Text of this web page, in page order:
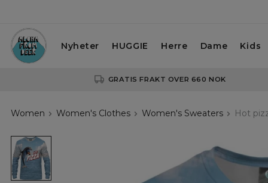
Nyheter HUGGIE Herre Dame Kids
GRATIS FRAKT OVER 660 NOK
Women Women's Clothes Women's Sweaters Hot
Hot
pizza
womens
sweatshirt